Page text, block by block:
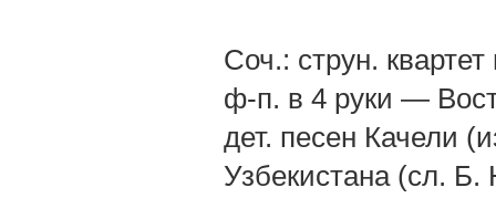
Соч.: струн.
ф-п. в 4 руки —
дет. песен Качели
Узбекистана (сл.